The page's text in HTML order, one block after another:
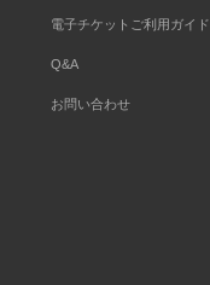
電子チケットご利用ガイド
Q&A
お問い合わせ